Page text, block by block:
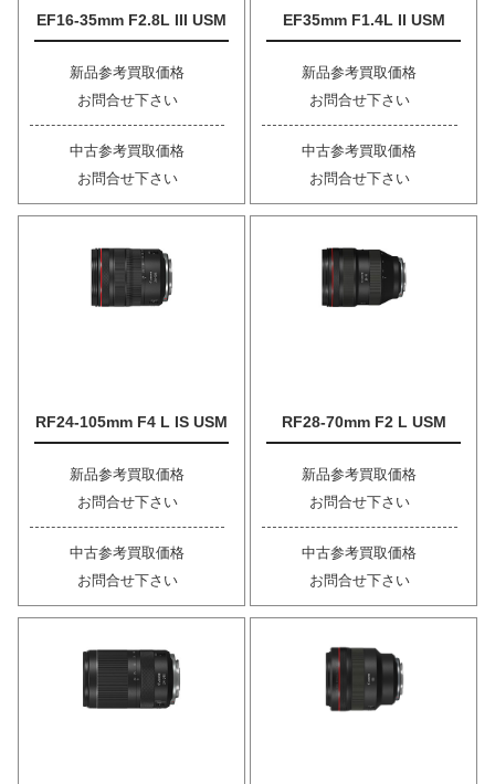
EF16-35mm F2.8L III USM
新品参考買取価格
お問合せ下さい
中古参考買取価格
お問合せ下さい
EF35mm F1.4L II USM
新品参考買取価格
お問合せ下さい
中古参考買取価格
お問合せ下さい
RF24-105mm F4 L IS USM
新品参考買取価格
お問合せ下さい
中古参考買取価格
お問合せ下さい
RF28-70mm F2 L USM
新品参考買取価格
お問合せ下さい
中古参考買取価格
お問合せ下さい